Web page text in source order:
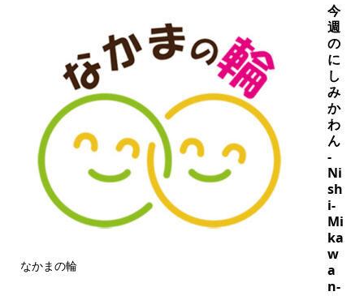
なかまの輪
今
週
の
に
し
み
か
わ
ん
-
Ni
sh
i-
Mi
ka
w
a
n-